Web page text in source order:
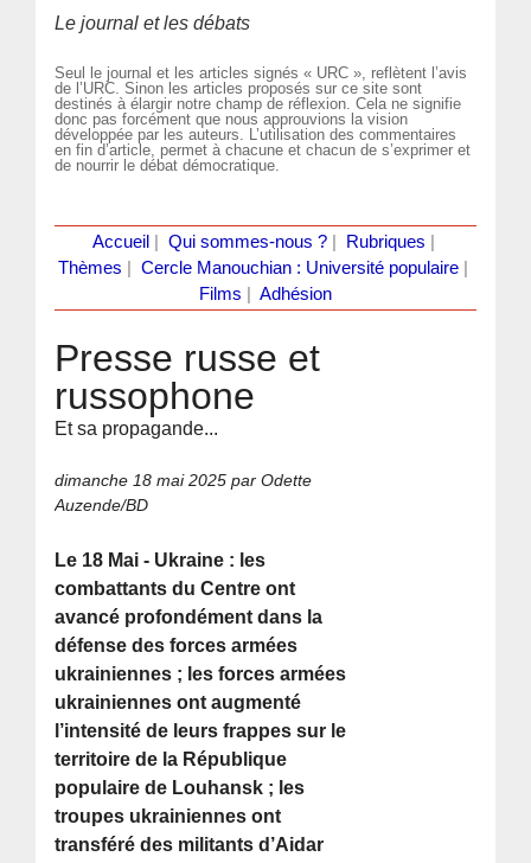
Le journal et les débats
Seul le journal et les articles signés « URC », reflètent l’avis
de l’URC. Sinon les articles proposés sur ce site sont
destinés à élargir notre champ de réflexion. Cela ne signifie
donc pas forcément que nous approuvions la vision
développée par les auteurs. L’utilisation des commentaires
en fin d’article, permet à chacune et chacun de s’exprimer et
de nourrir le débat démocratique.
Accueil Qui sommes-nous ?| Rubriques
Thèmes
Cercle Manouchian : Université populaire
Films
Adhésion
Presse russe et
russophone
Et sa propagande...
dimanche 18 mai 2025 par Odette
Auzende/BD
Le 18 Mai - Ukraine : les
combattants du Centre ont
avancé profondément dans la
défense des forces armées
ukrainiennes ; les forces armées
ukrainiennes ont augmenté
l’intensité de leurs frappes sur le
territoire de la République
populaire de Louhansk ; les
troupes ukrainiennes ont
transféré des militants d’Aidar